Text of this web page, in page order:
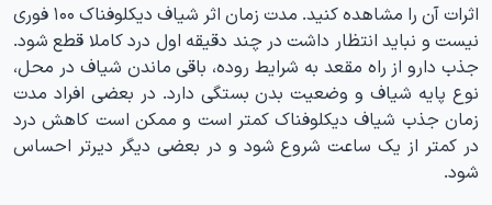
اثرات آن را مشاهده کنید. مدت زمان اثر شیاف دیکلوفناک ۱۰۰ فوری
نیست و نباید انتظار داشت در چند دقیقه اول درد کاملا قطع شود.
جذب دارو از راه مقعد به شرایط روده، باقی ماندن شیاف در محل،
نوع پایه شیاف و وضعیت بدن بستگی دارد. در بعضی افراد مدت
زمان جذب شیاف دیکلوفناک کمتر است و ممکن است کاهش درد
در کمتر از یک ساعت شروع شود و در بعضی دیگر دیرتر احساس
شود.